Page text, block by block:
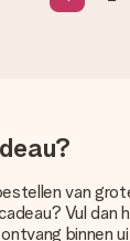
worden de
van
Vul dan
binnen